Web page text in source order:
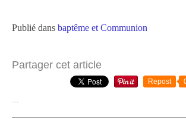
Publié dans baptême et Communion
Partager cet article
Repost